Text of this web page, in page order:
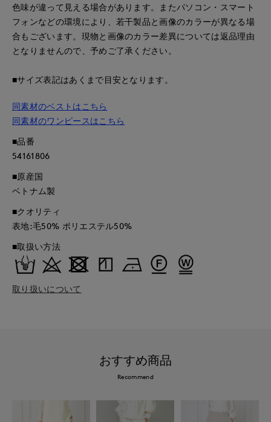
色味が違って見える場合があります。またパソコン・スマート
フォンなどの環境により、若干製品と画像のカラーが異なる場
合もございます。現物と画像のカラー差異については返品理由
となりませんので、予めご了承ください。
■サイズ表記はあくまで目安となります。
同素材のベストはこちら
同素材のワンピースはこちら
■品番
54161806
■原産国
ベトナム製
■クオリティ
表地:毛50% ポリエステル50%
■取扱い方法
取り扱いについて
おすすめ商品
Recommend